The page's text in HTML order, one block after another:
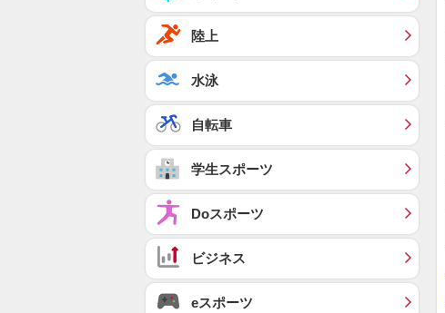
陸上
水泳
自転車
学生スポーツ
Doスポーツ
ビジネス
eスポーツ